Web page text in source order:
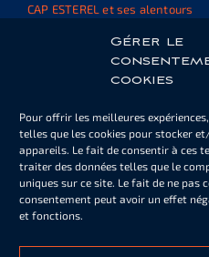
Gérer le
cookies
Pour offrir les meilleures
telles que les cookies pour stocker
appareils. Le fait de consentir à ces
traiter des données telles que le
uniques sur ce site. Le fait de ne pas
consentement peut avoir un effet
et fonctions.
CAP ESTEREL et ses alentours
Cartes de piscine ou de parking
Informations
Documents